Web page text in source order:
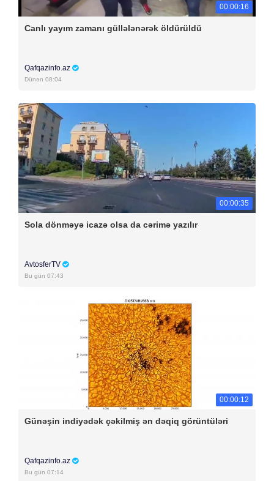
00:00:16
Canlı yayım zamanı güllələnərək öldürüldü
Qafqazinfo.az
Dünən 08:04
00:00:35
Sola dönməyə icazə olsa da cərimə yazılır
AvtosferTV
Bu gün 07:43
00:00:12
Günəşin indiyədək çəkilmiş ən dəqiq görüntüləri
Qafqazinfo.az
Bu gün 07:14